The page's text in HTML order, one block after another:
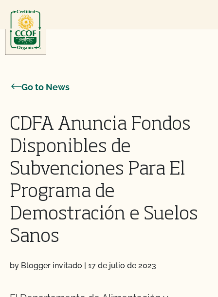
Go to News
CDFA Anuncia Fondos
Disponibles de
Subvenciones Para El
Programa de
Demostración e Suelos
Sanos
by Blogger invitado | 17 de julio de 2023